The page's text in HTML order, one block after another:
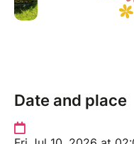
Date and place